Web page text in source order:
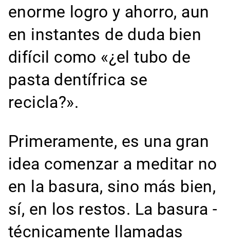
enorme logro y ahorro, aun
en instantes de duda bien
difícil como «¿el tubo de
pasta dentífrica se
recicla?».
Primeramente, es una gran
idea comenzar a meditar no
en la basura, sino más bien,
sí, en los restos. La basura -
técnicamente llamadas